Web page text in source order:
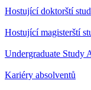
Hostující doktorští
Hostující magisterští
Undergraduate Study
Kariéry absolventů